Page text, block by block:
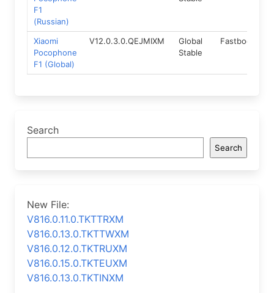
F1
(Russian)
Xiaomi
Pocophone
F1 (Global)
V12.0.3.0.QEJMIXM
Global
Stable
Fastboot
Search
Search
New File:
V816.0.11.0.TKTTRXM
V816.0.13.0.TKTTWXM
V816.0.12.0.TKTRUXM
V816.0.15.0.TKTEUXM
V816.0.13.0.TKTINXM